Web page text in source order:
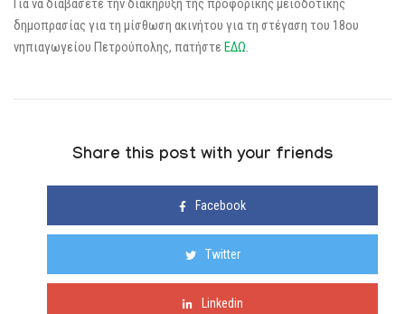
Για να διαβάσετε την διακήρυξη της προφορικής μειοδοτικής
δημοπρασίας για τη μίσθωση ακινήτου για τη στέγαση του 18ου
νηπιαγωγείου Πετρούπολης, πατήστε ΕΔΩ.
Share this post with your friends
Facebook
Twitter
Linkedin